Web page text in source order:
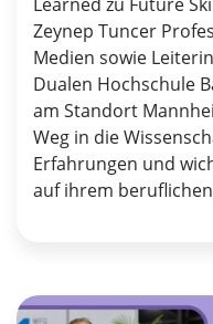
Zeynep Tuncer
Medien sowie
Dualen Hochschule
am Standort
Weg in die
Erfahrungen und
auf ihrem